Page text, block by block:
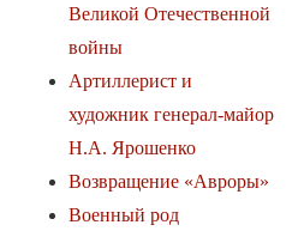
Великой Отечественной
войны
Артиллерист и
художник генерал-майор
Н.А. Ярошенко
Возвращение «Авроры»
Военный род